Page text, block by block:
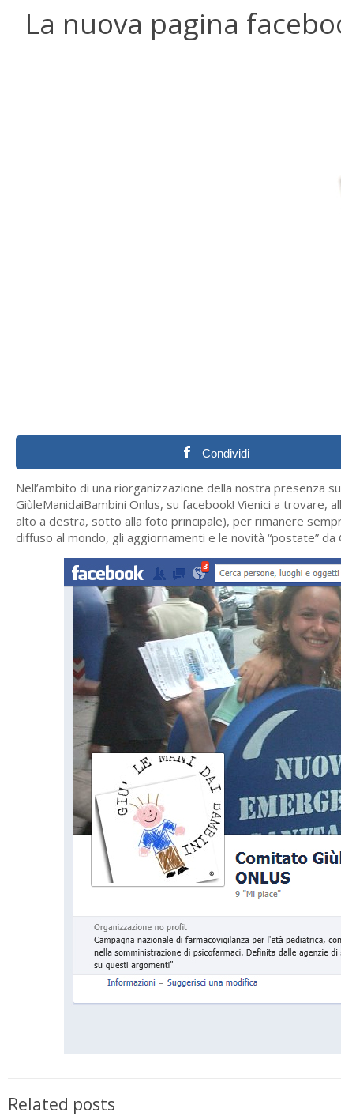
La nuova pagina
Condividi
Nell’ambito di una riorganizzazione della nostra presenza
GiùleManidaiBambini Onlus, su facebook! Vienici a trovare,
alto a destra, sotto alla foto principale), per rimanere
diffuso al mondo, gli aggiornamenti e le novità “postate” da
Related posts